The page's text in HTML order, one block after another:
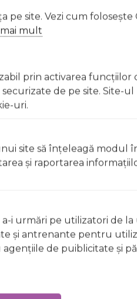
A nu se lăsa la
sau fragile Evitați
Evitați expunerea la
nu se lăsa la
sau fragile Evitați
Evitați expunerea la
pot fi diferite față de cele ale
prevalează informația de pe
fost efectuată la data de 08.08.2026
site. Vezi cum folosește
mult
prin activarea funcţiilor
de pe site. Site-ul
uri.
site să înţeleagă modul
şi raportarea
i urmări pe utilizatori de la
şi antrenante pentru
agenţiile de puiblicitate şi